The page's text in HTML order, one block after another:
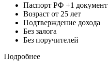
Паспорт РФ +1 документ
Возраст от 25 лет
Подтверждение дохода
Без залога
Без поручителей
Подробнее